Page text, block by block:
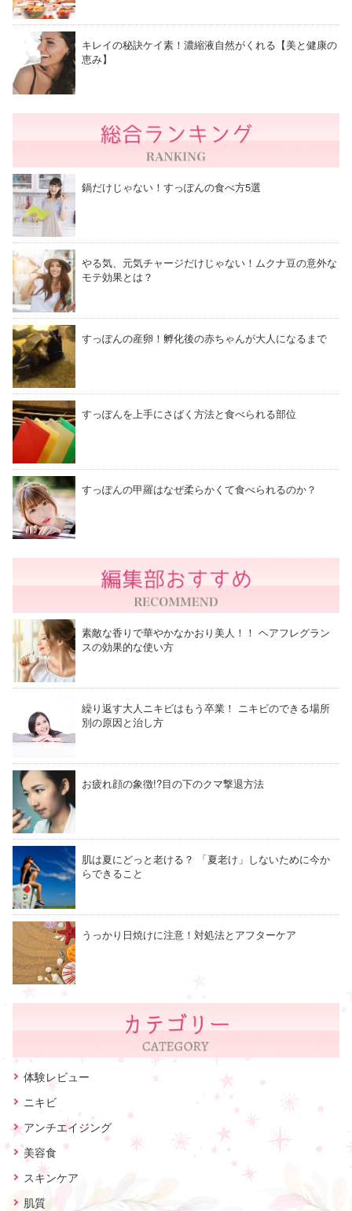
キレイの秘訣ケイ素！濃縮液自然がくれる【美と健康の
恵み】
鍋だけじゃない！すっぽんの食べ方5選
やる気、元気チャージだけじゃない！ムクナ豆の意外な
モテ効果とは？
すっぽんの産卵！孵化後の赤ちゃんが大人になるまで
すっぽんを上手にさばく方法と食べられる部位
すっぽんの甲羅はなぜ柔らかくて食べられるのか？
素敵な香りで華やかなかおり美人！！ ヘアフレグラン
スの効果的な使い方
繰り返す大人ニキビはもう卒業！ ニキビのできる場所
別の原因と治し方
お疲れ顔の象徴!?目の下のクマ撃退方法
肌は夏にどっと老ける？ 「夏老け」しないために今か
らできること
うっかり日焼けに注意！対処法とアフターケア
体験レビュー
ニキビ
アンチエイジング
美容食
スキンケア
肌質